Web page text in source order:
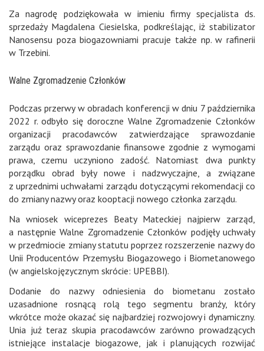
Za nagrodę podziękowała w imieniu firmy specjalista ds.
sprzedaży Magdalena Ciesielska, podkreślając, iż stabilizator
Nanosensu poza biogazowniami pracuje także np. w rafinerii
w Trzebini.
Walne Zgromadzenie Członków
Podczas przerwy w obradach konferencji w dniu 7 października
2022 r. odbyło się doroczne Walne Zgromadzenie Członków
organizacji pracodawców zatwierdzające sprawozdanie
zarządu oraz sprawozdanie finansowe zgodnie z wymogami
prawa, czemu uczyniono zadość. Natomiast dwa punkty
porządku obrad były nowe i nadzwyczajne, a związane
z uprzednimi uchwałami zarządu dotyczącymi rekomendacji co
do zmiany nazwy oraz kooptacji nowego członka zarządu.
Na wniosek wiceprezes Beaty Mateckiej najpierw zarząd,
a następnie Walne Zgromadzenie Członków podjęły uchwały
w przedmiocie zmiany statutu poprzez rozszerzenie nazwy do
Unii Producentów Przemysłu Biogazowego i Biometanowego
(w angielskojęzycznym skrócie: UPEBBI).
Dodanie do nazwy odniesienia do biometanu zostało
uzasadnione rosnącą rolą tego segmentu branży, który
wkrótce może okazać się najbardziej rozwojowy i dynamiczny.
Unia już teraz skupia pracodawców zarówno prowadzących
istniejące instalacje biogazowe, jak i planujących rozwijać